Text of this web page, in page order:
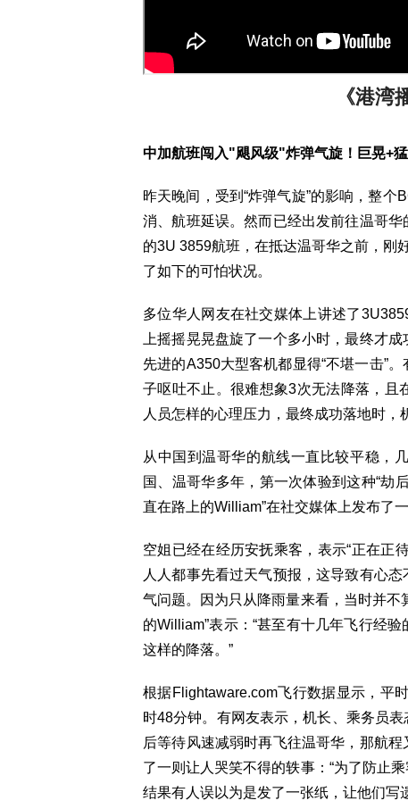
《港湾
中加航班闯入"飓风级"炸弹气旋！巨晃+
昨天晚间，受到“炸弹气旋”的影响，整
消、航班延误。然而已经出发前往温哥
的3U 3859航班，在抵达温哥华之前，刚
了如下的可怕状况。
多位华人网友在社交媒体上讲述了
上摇摇晃晃盘旋了一个多小时，最终才
先进的A350大型客机都显得“不堪一击”
子呕吐不止。很难想象3次无法降落，且
人员怎样的心理压力，最终成功落地时，
从中国到温哥华的航线一直比较平稳，
国、温哥华多年，第一次体验到这种“劫
直在路上的William”在社交媒体上发布了
空姐已经在经历安抚乘客，表示“正在正
人人都事先看过天气预报，这导致有心
气问题。因为只从降雨量来看，当时并不
的William”表示：“甚至有十几年飞行经
这样的降落。”
根据Flightaware.com飞行数据显示，平
时48分钟。有网友表示，机长、乘务员
后等待风速减弱时再飞往温哥华，那航
了一则让人哭笑不得的轶事：“为了防止
结果有人误以为是发了一张纸，让他们写